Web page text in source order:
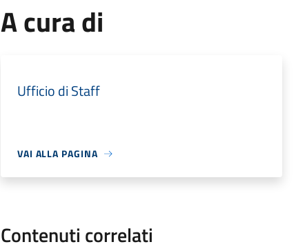
A cura di
Ufficio di Staff
VAI ALLA PAGINA
Contenuti correlati